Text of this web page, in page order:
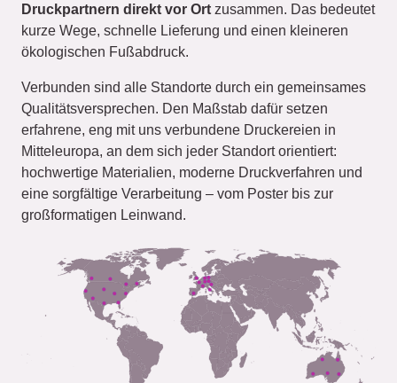
Druckpartnern direkt vor Ort zusammen. Das bedeutet
kurze Wege, schnelle Lieferung und einen kleineren
ökologischen Fußabdruck.
Verbunden sind alle Standorte durch ein gemeinsames
Qualitätsversprechen. Den Maßstab dafür setzen
erfahrene, eng mit uns verbundene Druckereien in
Mitteleuropa, an dem sich jeder Standort orientiert:
hochwertige Materialien, moderne Druckverfahren und
eine sorgfältige Verarbeitung – vom Poster bis zur
großformatigen Leinwand.